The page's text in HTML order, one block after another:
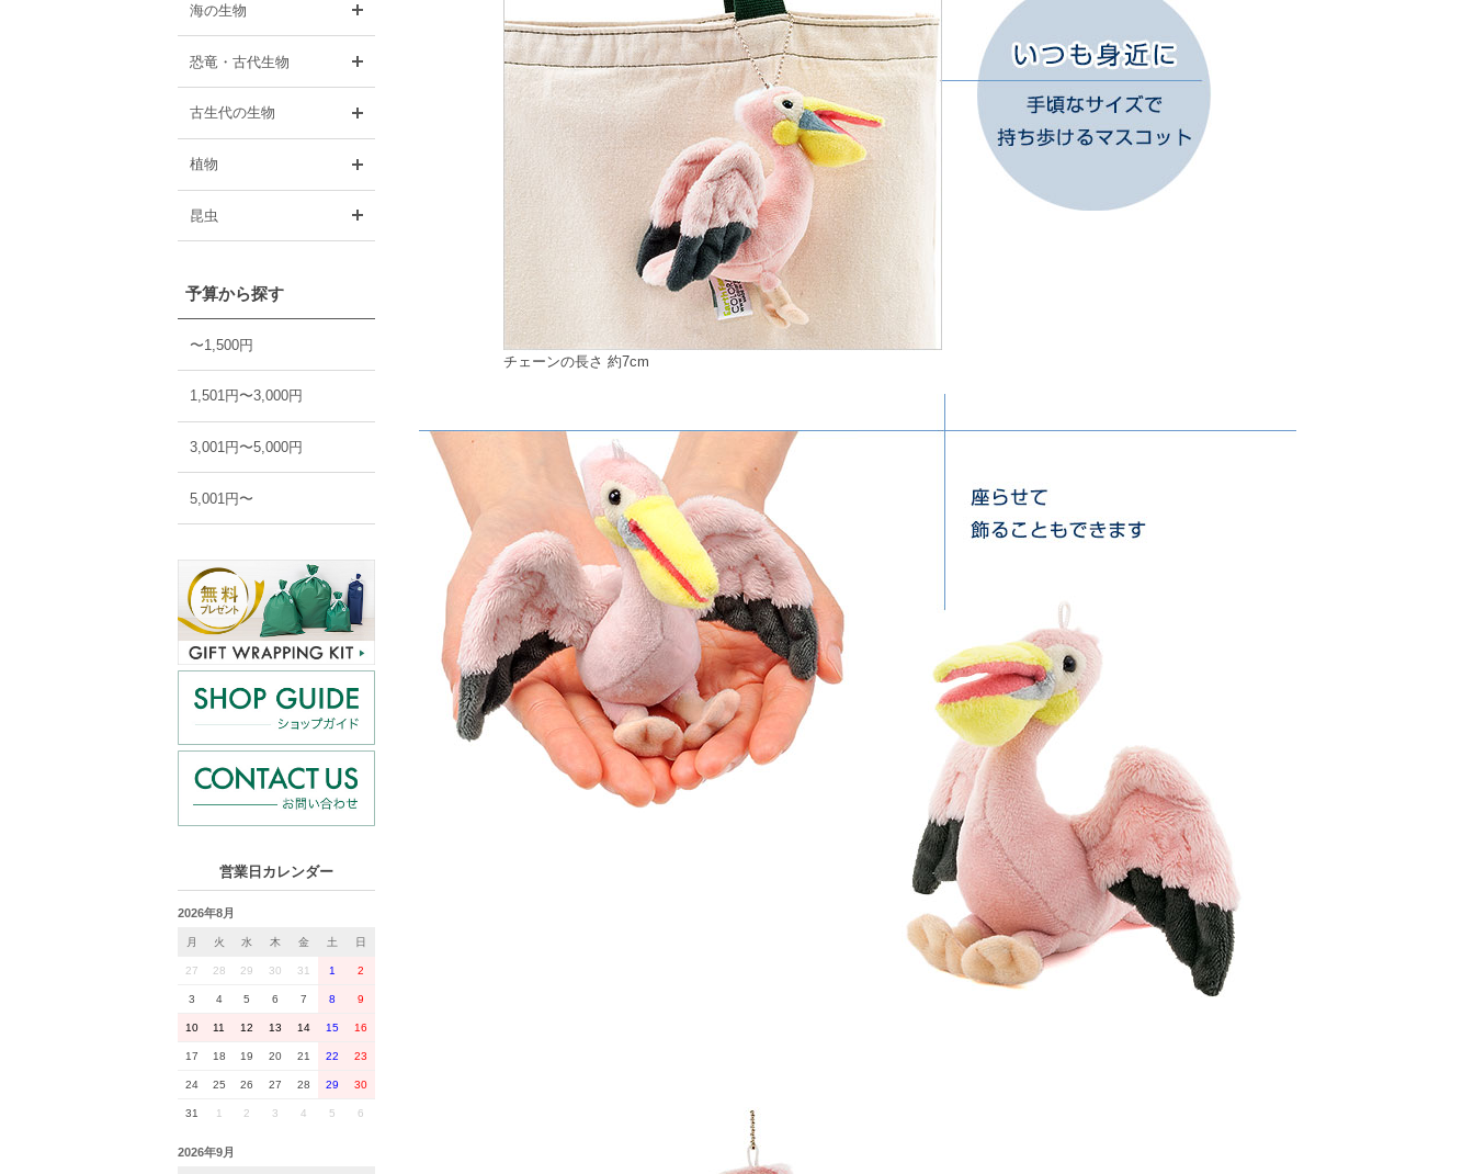
海の生物
恐竜・古代生物
古生代の生物
植物
昆虫
予算から探す
〜1,500円
1,501円〜3,000円
3,001円〜5,000円
5,001円〜
営業日カレンダー
2026年8月
月 火 水 木 金 土 日
27 28 29 30 31 1 2
3 4 5 6 7 8 9
10 11 12 13 14 15 16
17 18 19 20 21 22 23
24 25 26 27 28 29 30
31 1 2 3 4 5 6
2026年9月
チェーンの長さ 約7cm